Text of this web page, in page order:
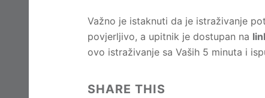
Važno je istaknuti da je istraživanje
povjerljivo, a upitnik je dostupan na
ovo istraživanje sa Vaših 5 minuta i
SHARE THIS